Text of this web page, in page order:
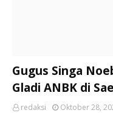
Gugus Singa
Gladi ANBK di
redaksi
Oktober 28,